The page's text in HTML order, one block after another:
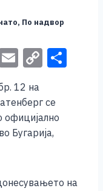
, По надвор
E
m
ai
l
C
p
y
Li
k
12 на
се
официјално
Бугарија,
на